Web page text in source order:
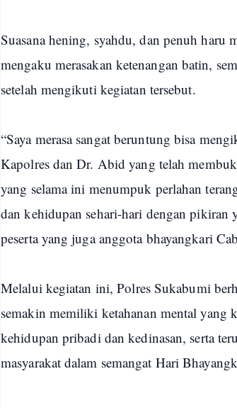
Suasana hening, syahdu, dan penuh haru
mengaku merasakan ketenangan batin,
setelah mengikuti kegiatan tersebut.
“Saya merasa sangat beruntung bisa
Kapolres dan Dr. Abid yang telah
yang selama ini menumpuk perlahan
dan kehidupan sehari-hari dengan pikiran
peserta yang juga anggota bhayangkari
Melalui kegiatan ini, Polres Sukabumi
semakin memiliki ketahanan mental yang
kehidupan pribadi dan kedinasan, serta
masyarakat dalam semangat Hari